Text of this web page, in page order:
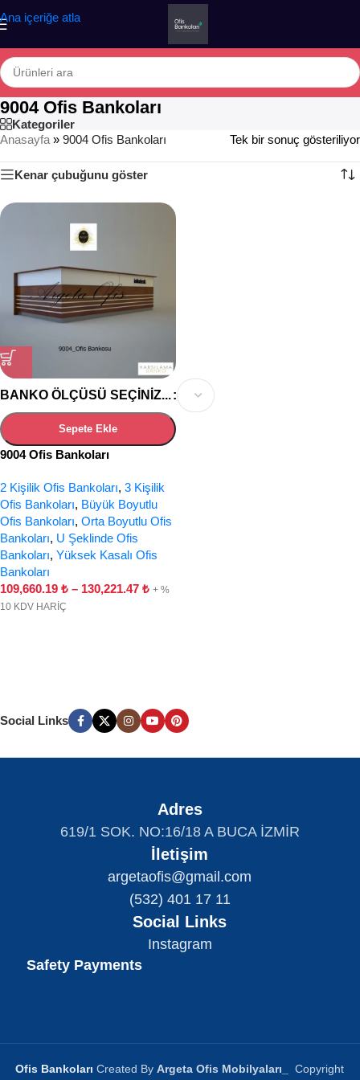
Ana içeriğe atla
9004 Ofis Bankoları
Kategoriler
Anasayfa » 9004 Ofis Bankoları Tek bir sonuç gösteriliyor
Kenar çubuğunu göster
BANKO ÖLÇÜSÜ SEÇINIZ...
Sepete Ekle
9004 Ofis Bankoları
2 Kişilik Ofis Bankoları, 3 Kişilik
Ofis Bankoları, Büyük Boyutlu
Ofis Bankoları, Orta Boyutlu Ofis
Bankoları, U Şeklinde Ofis
Bankoları, Yüksek Kasalı Ofis
Bankoları
109,660.19 ₺ – 130,221.47 ₺ + %
10 KDV HARİÇ
Social Links
Adres
619/1 SOK. NO:16/18 A BUCA İZMİR
İletişim
argetaofis@gmail.com
(532) 401 17 11
Social Links
Instagram
Safety Payments
Ofis Bankoları Created ByArgeta Ofis Mobilyaları Copyright